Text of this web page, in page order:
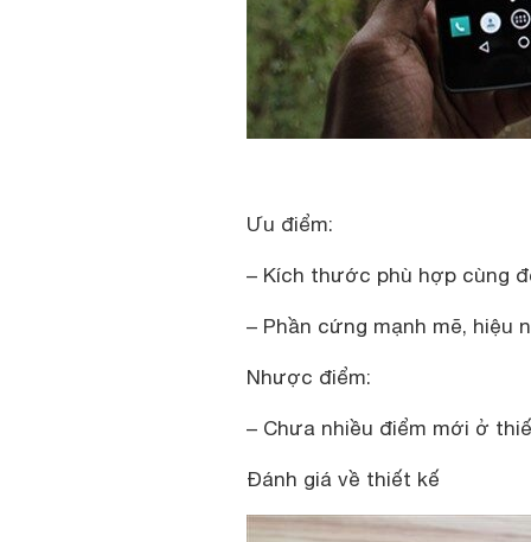
Ưu điểm:
– Kích thước phù hợp cùng
– Phần cứng mạnh mẽ, hiệu
Nhược điểm:
– Chưa nhiều điểm mới ở
Đánh giá về thiết kế